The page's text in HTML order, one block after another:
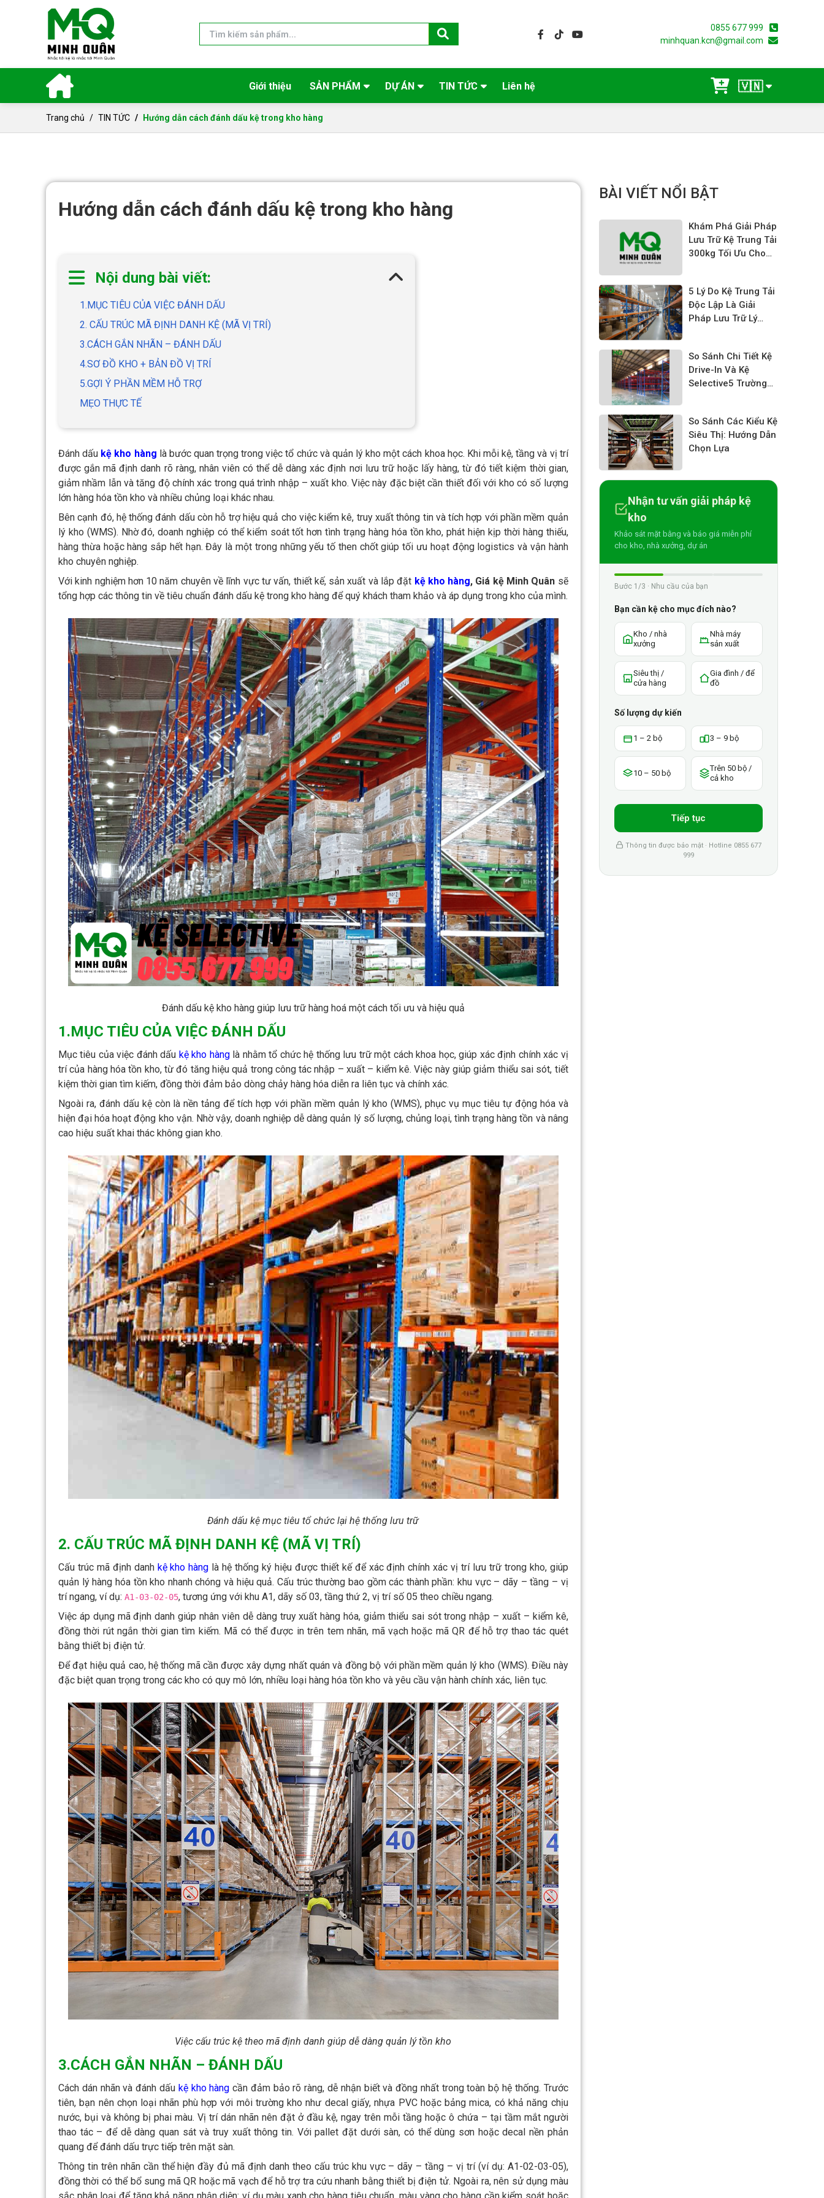
0855 677 999
minhquan.kcn@gmail.com
Giới thiệu SẢN PHẨM DỰ ÁN TIN TỨC Liên hệ 🇻🇳
Trang chủ TIN TỨC Hướng dẫn cách đánh dấu kệ trong kho hàng
Hướng dẫn cách đánh dấu kệ trong kho hàng
Nội dung bài viết:
1.MỤC TIÊU CỦA VIỆC ĐÁNH DẤU
2. CẤU TRÚC MÃ ĐỊNH DANH KỆ (MÃ VỊ TRÍ)
3.CÁCH GẮN NHÃN – ĐÁNH DẤU
4.SƠ ĐỒ KHO + BẢN ĐỒ VỊ TRÍ
5.GỢI Ý PHẦN MỀM HỖ TRỢ
MẸO THỰC TẾ
Đánh dấu kệ kho hàng là bước quan trọng trong việc tổ chức và quản lý kho một cách khoa học. Khi mỗi kệ, tầng và vị trí
được gắn mã định danh rõ ràng, nhân viên có thể dễ dàng xác định nơi lưu trữ hoặc lấy hàng, từ đó tiết kiệm thời gian,
giảm nhầm lẫn và tăng độ chính xác trong quá trình nhập – xuất kho. Việc này đặc biệt cần thiết đối với kho có số lượng
lớn hàng hóa tồn kho và nhiều chủng loại khác nhau.
Bên cạnh đó, hệ thống đánh dấu còn hỗ trợ hiệu quả cho việc kiểm kê, truy xuất thông tin và tích hợp với phần mềm quản
lý kho (WMS). Nhờ đó, doanh nghiệp có thể kiểm soát tốt hơn tình trạng hàng hóa tồn kho, phát hiện kịp thời hàng thiếu,
hàng thừa hoặc hàng sắp hết hạn. Đây là một trong những yếu tố then chốt giúp tối ưu hoạt động logistics và vận hành
kho chuyên nghiệp.
Với kinh nghiệm hơn 10 năm chuyên về lĩnh vực tư vấn, thiết kế, sản xuất và lắp đặt kệ kho hàng, Giá kệ Minh Quân sẽ
tổng hợp các thông tin về tiêu chuẩn đánh dấu kệ trong kho hàng để quý khách tham khảo và áp dụng trong kho của mình.
Đánh dấu kệ kho hàng giúp lưu trữ hàng hoá một cách tối ưu và hiệu quả
1.MỤC TIÊU CỦA VIỆC ĐÁNH DẤU
Mục tiêu của việc đánh dấu kệ kho hànglà nhằm tổ chức hệ thống lưu trữ một cách khoa học, giúp xác định chính xác vị
trí của hàng hóa tồn kho, từ đó tăng hiệu quả trong công tác nhập – xuất – kiểm kê. Việc này giúp giảm thiểu sai sót, tiết
kiệm thời gian tìm kiếm, đồng thời đảm bảo dòng chảy hàng hóa diễn ra liên tục và chính xác.
Ngoài ra, đánh dấu kệ còn là nền tảng để tích hợp với phần mềm quản lý kho (WMS), phục vụ mục tiêu tự động hóa và
hiện đại hóa hoạt động kho vận. Nhờ vậy, doanh nghiệp dễ dàng quản lý số lượng, chủng loại, tình trạng hàng tồn và nâng
cao hiệu suất khai thác không gian kho.
Đánh dấu kệ mục tiêu tổ chức lại hệ thống lưu trữ
2. CẤU TRÚC MÃ ĐỊNH DANH KỆ (MÃ VỊ TRÍ)
Cấu trúc mã định danh kệ kho hàng là hệ thống ký hiệu được thiết kế để xác định chính xác vị trí lưu trữ trong kho, giúp
quản lý hàng hóa tồn kho nhanh chóng và hiệu quả. Cấu trúc thường bao gồm các thành phần: khu vực – dãy – tầng – vị
trí ngang, ví dụ: A1-03-02-05, tương ứng với khu A1, dãy số 03, tầng thứ 2, vị trí số 05 theo chiều ngang.
Việc áp dụng mã định danh giúp nhân viên dễ dàng truy xuất hàng hóa, giảm thiểu sai sót trong nhập – xuất – kiểm kê,
đồng thời rút ngắn thời gian tìm kiếm. Mã có thể được in trên tem nhãn, mã vạch hoặc mã QR để hỗ trợ thao tác quét
bằng thiết bị điện tử.
Để đạt hiệu quả cao, hệ thống mã cần được xây dựng nhất quán và đồng bộ với phần mềm quản lý kho (WMS). Điều này
đặc biệt quan trọng trong các kho có quy mô lớn, nhiều loại hàng hóa tồn kho và yêu cầu vận hành chính xác, liên tục.
Việc cấu trúc kệ theo mã định danh giúp dễ dàng quản lý tồn kho
3.CÁCH GẮN NHÃN – ĐÁNH DẤU
Cách dán nhãn và đánh dấu kệ kho hàng cần đảm bảo rõ ràng, dễ nhận biết và đồng nhất trong toàn bộ hệ thống. Trước
tiên, bạn nên chọn loại nhãn phù hợp với môi trường kho như decal giấy, nhựa PVC hoặc bảng mica, có khả năng chịu
nước, bụi và không bị phai màu. Vị trí dán nhãn nên đặt ở đầu kệ, ngay trên mỗi tầng hoặc ô chứa – tại tầm mắt người
thao tác – để dễ dàng quan sát và truy xuất thông tin. Với pallet đặt dưới sàn, có thể dùng sơn hoặc decal nền phản
quang để đánh dấu trực tiếp trên mặt sàn.
Thông tin trên nhãn cần thể hiện đầy đủ mã định danh theo cấu trúc khu vực – dãy – tầng – vị trí (ví dụ: A1-02-03-05),
đồng thời có thể bổ sung mã QR hoặc mã vạch để hỗ trợ tra cứu nhanh bằng thiết bị điện tử. Ngoài ra, nên sử dụng màu
BÀI VIẾT NỔI BẬT
Khám Phá Giải Pháp
Lưu Trữ Kệ Trung Tải
300kg Tối Ưu Cho
5 Lý Do Kệ Trung Tải
Độc Lập Là Giải
Pháp Lưu Trữ Lý
So Sánh Chi Tiết Kệ
Drive-In Và Kệ
Selective5 Trường
Chứa Pallet
Selective Drive-in:
Tối Ưu Diện Tích,
Lưu Trữ
So Sánh Các Kiểu Kệ
Siêu Thị: Hướng Dẫn
Chọn Lựa
Nhận tư vấn giải pháp kệ
kho
Khảo sát mặt bằng và báo giá miễn phí
cho kho, nhà xưởng, dự án
Bước 1/3 · Nhu cầu của bạn
Bạn cần kệ cho mục đích nào?
Kho / nhà
xưởng
Nhà máy
sản xuất
Siêu thị /
cửa hàng
Gia đình / để
đồ
Số lượng dự kiến
1 – 2 bộ 3 – 9 bộ
10 – 50 bộ
Trên 50 bộ /
cả kho
Tiếp tục
Thông tin được bảo mật · Hotline 0855 677
999